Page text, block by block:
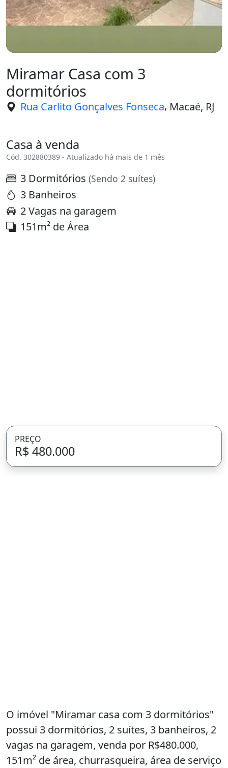
Miramar Casa com 3
dormitórios
Rua Carlito Gonçalves Fonseca, Macaé, RJ
Casa à venda
Cód. 302880389 - Atualizado há mais de 1 mês
3 Dormitórios (Sendo 2 suítes)
3 Banheiros
2 Vagas na garagem
151m² de Área
PREÇO
R$ 480.000
O imóvel "Miramar casa com 3 dormitórios"
possui 3 dormitórios, 2 suítes, 3 banheiros, 2
vagas na garagem, venda por R$480.000,
151m² de área, churrasqueira, área de serviço